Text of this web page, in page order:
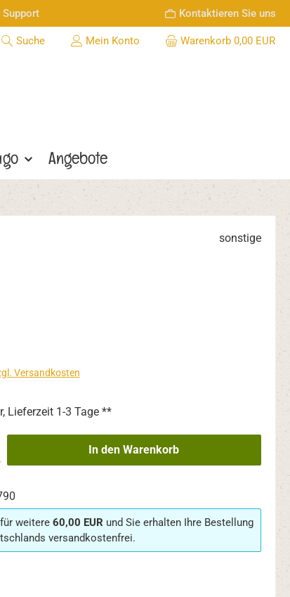
Kontaktieren Sie uns
Suche Mein Konto Warenkorb 0,00 EUR
Angebote
sonstige
Versandkosten
Lieferzeit 1-3 Tage **
gewünschten Wert ein oder benutze die Schaltflächen um die
In den Warenkorb
weitere 60,00 EUR und Sie erhalten Ihre Bestellung
versandkostenfrei.